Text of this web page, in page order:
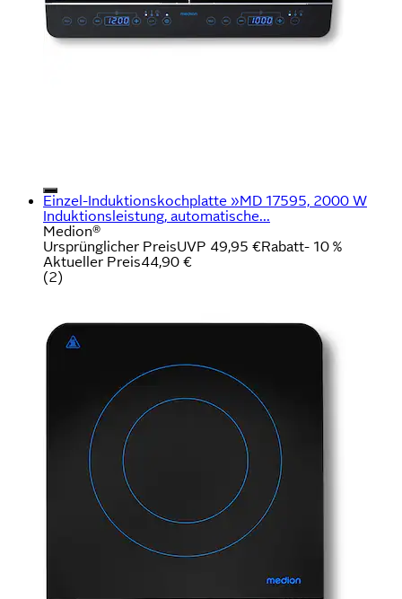
Einzel-Induktionskochplatte »MD 17595, 2000 W
Induktionsleistung, automatische...
Medion®
Ursprünglicher PreisUVP 49,95 €Rabatt- 10 %
Aktueller Preis44,90 €
(2)